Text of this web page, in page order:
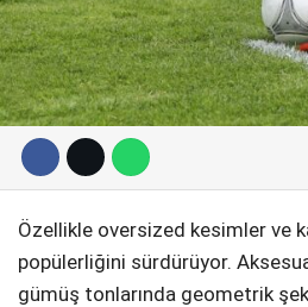
Özellikle oversized kesimler ve
popülerliğini sürdürüyor.
gümüş tonlarında geometrik